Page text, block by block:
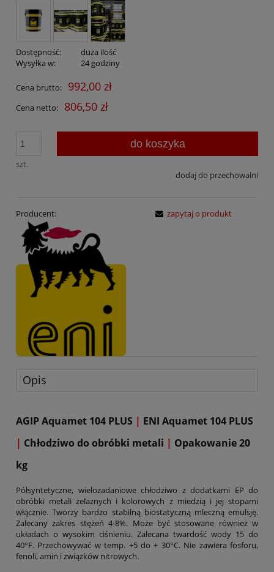
Dostępność:
duża ilość
Wysyłka w:
24 godziny
Cena brutto: 992,00 zł
Cena netto: 806,50 zł
szt.
do koszyka
dodaj do przechowalni
Producent: zapytaj o produkt
Opis
AGIP Aquamet 104 PLUS | ENI Aquamet 104 PLUS
| Chłodziwo do obróbki metali | Opakowanie 20
kg
Półsyntetyczne, wielozadaniowe chłodziwo z dodatkami EP do
obróbki metali żelaznych i kolorowych z miedzią i jej stopami
włącznie. Tworzy bardzo stabilną biostatyczną mleczną emulsję.
Zalecany zakres stężeń 4-8%. Może być stosowane również w
układach o wysokim ciśnieniu. Zalecana twardość wody 15 do
40°F. Przechowywać w temp. +5 do + 30°C. Nie zawiera fosforu,
fenoli, amin i związków nitrowych.